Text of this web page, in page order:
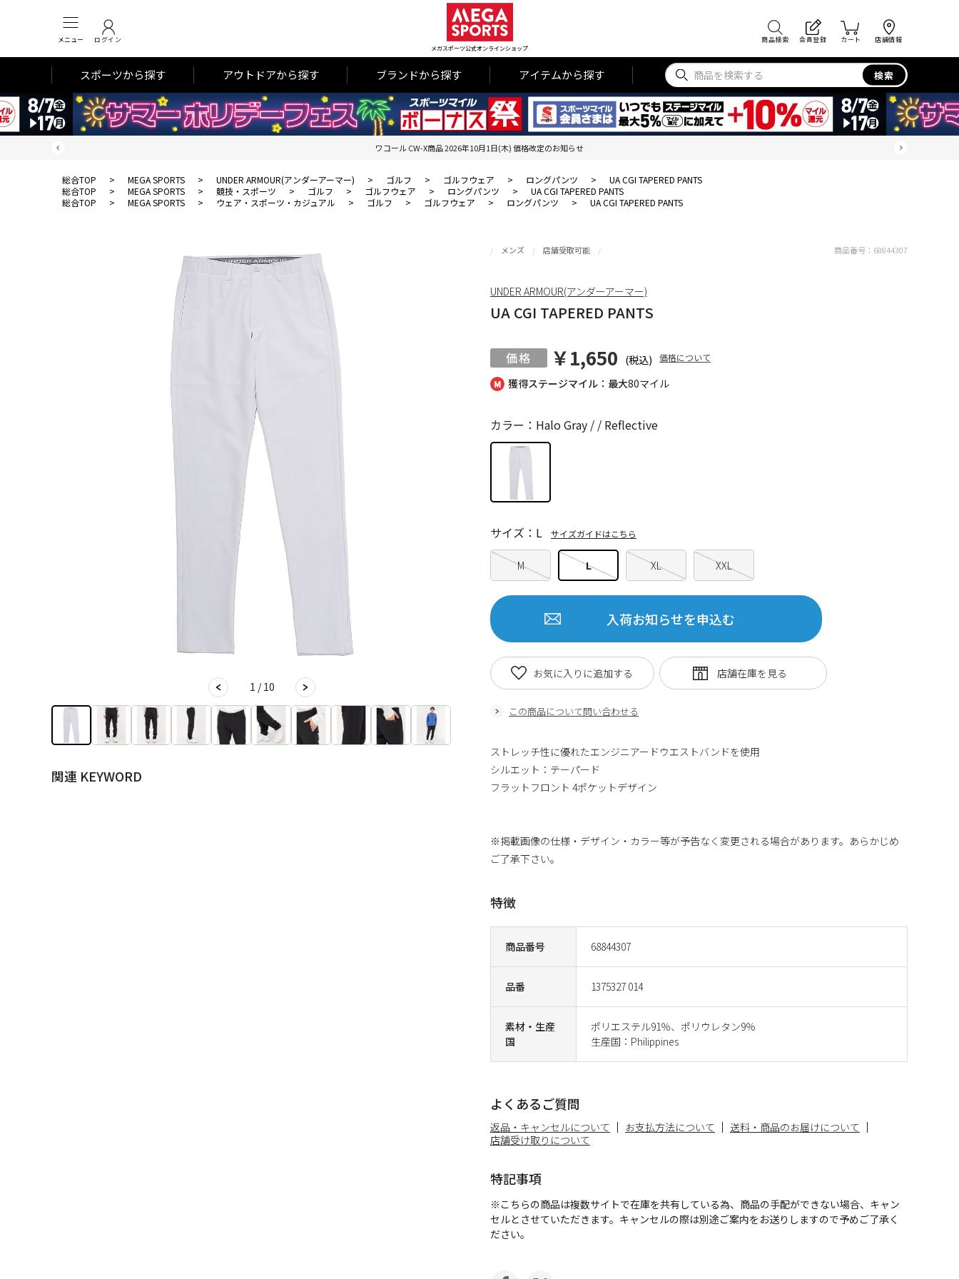
メニュー ログイン
メガスポーツ公式オンラインショップ
商品検索 会員登録 カート 店舗情報
スポーツから探す アウトドアから探す ブランドから探す アイテムから探す 検索
ワコール CW-X商品 2026年10月1日(木) 価格改定のお知らせ
総合TOP > MEGA SPORTS > UNDER ARMOUR(アンダーアーマー) > ゴルフ > ゴルフウェア > ロングパンツ >
UA CGI TAPERED PANTS
総合TOP
> MEGA SPORTS > 競技・スポーツ > ゴルフ > ゴルフウェア > ロングパンツ >
UA CGI TAPERED PANTS
総合TOP
> MEGA SPORTS > ウェア・スポーツ・カジュアル > ゴルフ > ゴルフウェア > ロングパンツ > UA CGI TAPERED PANTS
1 / 10
関連 KEYWORD
獲得ステージマイル：最大80マイル
メンズ 店舗受取可能
UA CGI TAPERED PANTS
￥1,650 (税込) 価格について
商品番号 68844307
品番 1375327 014
素材・生産
国
ポリエステル91％、ポリウレタン9％
生産国：Philippines
カラー：Halo Gray / / Reflective
M L XL XXL
サイズ：L サイズガイドはこちら
入荷お知らせを申込む
この商品について問い合わせる
お気に入りに追加する
商品番号： 68844307
UNDER ARMOUR(アンダーアーマー)
ストレッチ性に優れたエンジニアードウエストバンドを使用
シルエット：テーパード
フラットフロント 4ポケットデザイン
※掲載画像の仕様・デザイン・カラー等が予告なく変更される場合があります。あらかじめ
ご了承下さい。
特徴
よくあるご質問
返品・キャンセルについて お支払方法について
送料・商品のお届けについて
店舗受け取りについて
特記事項
※こちらの商品は複数サイトで在庫を共有している為、商品の手配ができない場合、キャン
セルとさせていただきます。キャンセルの際は別途ご案内をお送りしますので予めご了承く
ださい。